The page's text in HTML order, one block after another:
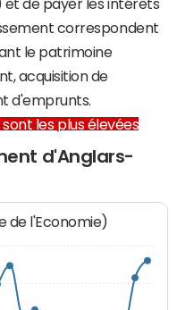
de payer les intérêts
correspondent
le patrimoine
acquisition de
d'emprunts.
sont les plus élevées
d'Anglars-
de l'Economie)